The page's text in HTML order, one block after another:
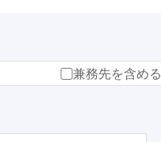
兼務先を含める